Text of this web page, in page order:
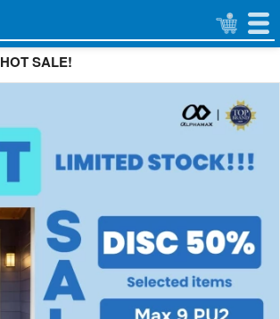
HOT SALE!